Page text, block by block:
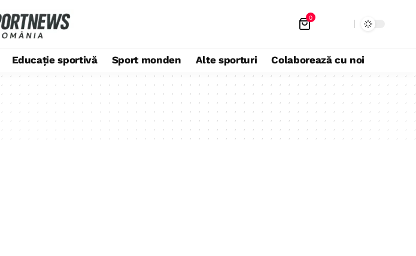
0
Educație sportivă Sport monden Alte sporturi Colaborează cu noi